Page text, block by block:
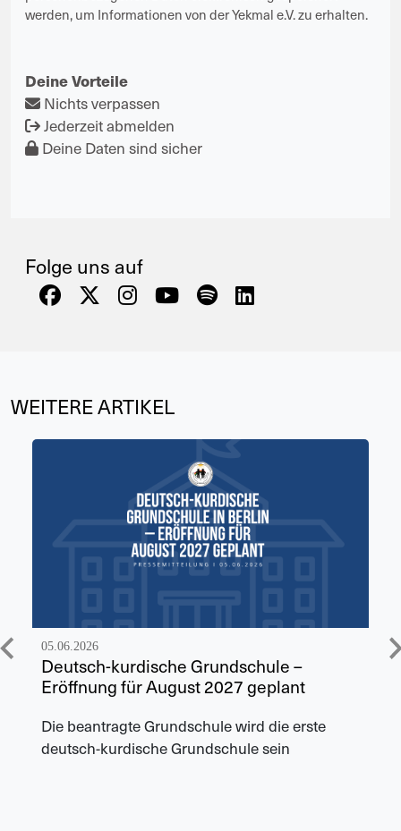
werden, um Informationen von der Yekmal e.V. zu erhalten.
Deine Vorteile
Nichts verpassen
Jederzeit abmelden
Deine Daten sind sicher
Folge uns auf
WEITERE ARTIKEL
05.06.2026
Deutsch-kurdische Grundschule –
Eröffnung für August 2027 geplant
Die beantragte Grundschule wird die erste
deutsch-kurdische Grundschule sein